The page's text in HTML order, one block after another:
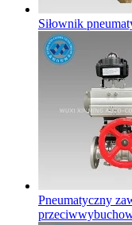
Siłownik
Pneumatyczny